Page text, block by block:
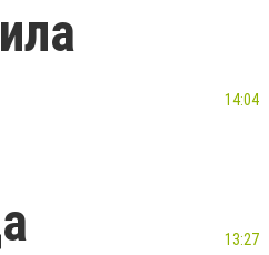
14:04
13:27